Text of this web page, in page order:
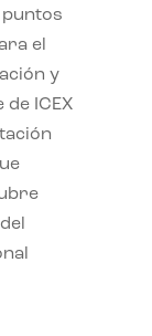
el
y
ICEX